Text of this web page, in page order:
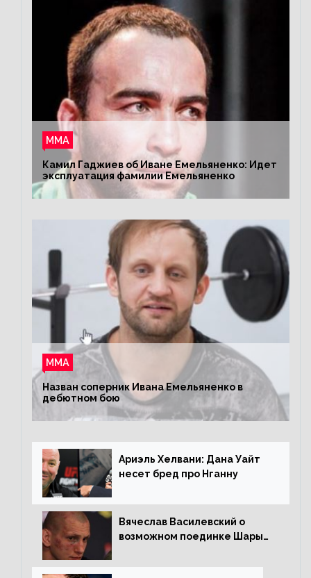
ММА
Камил Гаджиев об Иване Емельяненко: Идет
эксплуатация фамилии Емельяненко
ММА
Назван соперник Ивана Емельяненко в
дебютном бою
Ариэль Хелвани: Дана Уайт
несет бред про Нганну
Вячеслав Василевский о
возможном поединке Шары
Копыловым